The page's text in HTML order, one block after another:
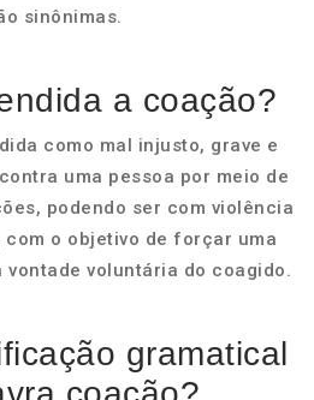
sinônimas.
a coação?
como mal injusto, grave e
uma pessoa por meio de
podendo ser com violência
o objetivo de forçar uma
voluntária do coagido.
gramatical